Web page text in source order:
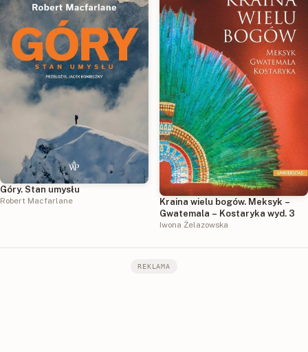
Góry. Stan umysłu
Robert Macfarlane
Kraina wielu bogów. Meksyk –
Gwatemala – Kostaryka wyd. 3
Iwona Żelazowska
REKLAMA